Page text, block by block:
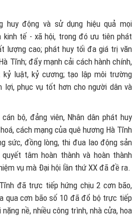
huy động và sử dụng hiệu quả mọi
tế - xã hội, trong đó ưu tiên phát
lượng cao; phát huy tối đa giá trị văn
Tĩnh; đẩy mạnh cải cách hành chính,
luật, kỷ cương; tạo lập môi trường
lợi, phục vụ tốt hơn cho người dân và
bộ, đảng viên, Nhân dân phát huy
cách mạng của quê hương Hà Tĩnh
sức, đồng lòng, thi đua lao động sản
tâm hoàn thành và hoàn thành
vụ mà Đại hội lần thứ XX đã đề ra.
đã trực tiếp hứng chịu 2 cơn bão,
qua cơn bão số 10 đã đổ bộ trực tiếp
nề, nhiều công trình, nhà cửa, hoa